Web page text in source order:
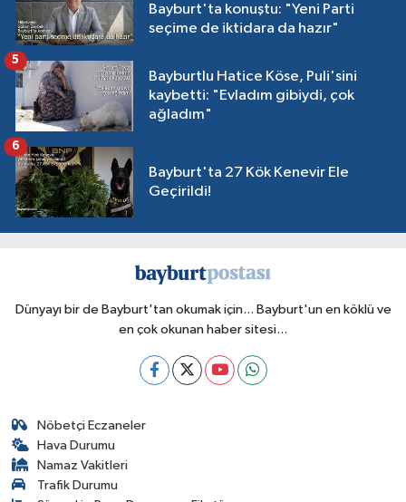
Bayburt'ta konuştu: "Yeni Parti
seçime de iktidara da hazır"
Bayburtlu Hatice Köse, Puli'sini
kaybetti: "Evladım gibiydi, çok
ağladım"
5
Bayburt'ta 27 Kök Kenevir Ele
Geçirildi!
6
Dünyayı bir de Bayburt'tan okumak için... Bayburt'un en köklü ve
en çok okunan haber sitesi...
Nöbetçi Eczaneler
Hava Durumu
Namaz Vakitleri
Trafik Durumu